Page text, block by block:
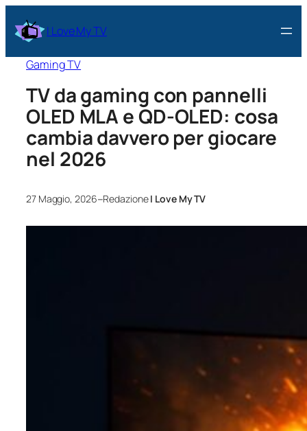
I Love My TV
Gaming TV
TV da gaming con pannelli
OLED MLA e QD‑OLED: cosa
cambia davvero per giocare
nel 2026
27 Maggio, 2026–RedazioneI Love My TV